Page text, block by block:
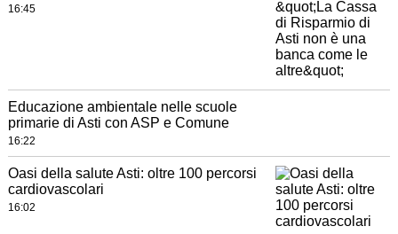
16:45
Educazione ambientale nelle scuole
primarie di Asti con ASP e Comune
16:22
Oasi della salute Asti: oltre 100 percorsi
cardiovascolari
16:02